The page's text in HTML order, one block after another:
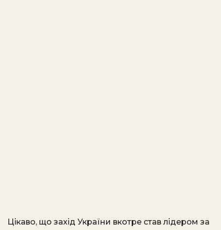
Цікаво, що захід України вкотре став лідером за